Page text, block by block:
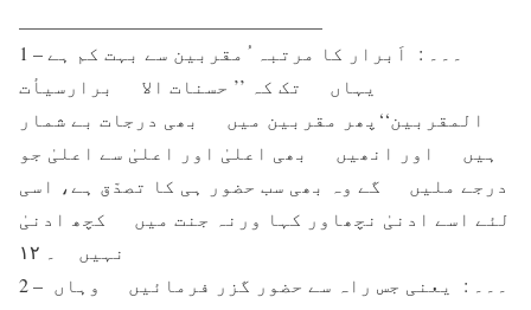
1 – ۔۔۔ : اَبرار کا مرتبہ ُمقربین سے بہت کم ہے
یہاں تک کہ ’’ حسنات الا برارسیأت
المقربین‘‘پھر مقربین میں بھی درجات بے شمار
ہیں اور انھیں بھی اعلیٰ اور اعلیٰ سے اعلیٰ جو
درجے ملیں گے وہ بھی سب حضور ہی کا تصدّق ہے، اسی
لئے اسے ادنیٰ نچھاور کہا ورنہ جنت میں کچھ ادنیٰ
نہیں ۔ ۱۲
2 – ۔۔۔ : یعنی جس راہ سے حضور گزر فرمائیں وہاں